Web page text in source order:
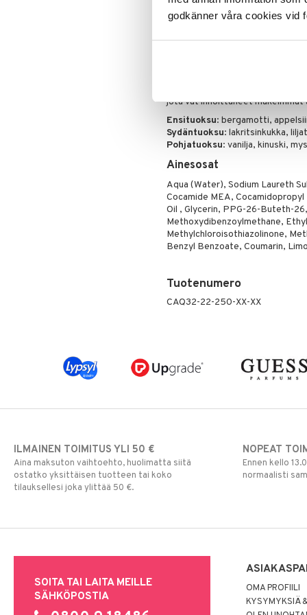
godkänner våra cookies vid
Suihkugeeli Aquolinan
Pink Sugar syntyi vuonna 2003
menestys, koska se esitteli
tuoksu kaikille, jotka rakastavat
jota vat innoittaneet makeimmat
Ensituoksu: bergamotti,
Sydäntuoksu: lakritsinkukka,
Pohjatuoksu: vanilja, kinuski,
Ainesosat
Aqua (Water), Sodium Laureth
Cocamide MEA,
Oil , Glycerin, PPG-26-Buteth-
Methoxydibenzoylmethane,
Methylchloroisothiazolinone,
Benzyl Benzoate, Coumarin,
Tuotenumero
CAQ32-22-250-XX-XX
ILMAINEN TOIMITUS YLI 50 €
Aina maksuton vaihtoehto, huolimatta siitä
ostatko yksittäisen tuotteen tai koko
tilauksellesi joka ylittää 50 €.
NOPEAT
Ennen kello
normaalisti
SOITA TAI LAITA MEILLE
SÄHKÖPOSTIA
OMA PROFIILI
KYSYMYKSIÄ